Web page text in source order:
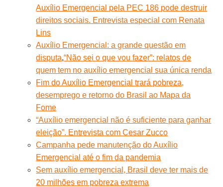
Auxílio Emergencial pela PEC 186 pode destruir
direitos sociais. Entrevista especial com Renata
Lins
Auxílio Emergencial: a grande questão em
disputa,“Não sei o que vou fazer”: relatos de
quem tem no auxílio emergencial sua única renda
Fim do Auxílio Emergencial trará pobreza,
desemprego e retorno do Brasil ao Mapa da
Fome
“Auxílio emergencial não é suficiente para ganhar
eleição”. Entrevista com Cesar Zucco
Campanha pede manutenção do Auxílio
Emergencial até o fim da pandemia
Sem auxílio emergencial, Brasil deve ter mais de
20 milhões em pobreza extrema